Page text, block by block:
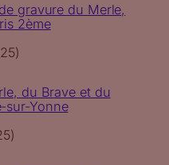
gravure du Merle,
2ème
)
du Brave et du
sur-Yonne
)